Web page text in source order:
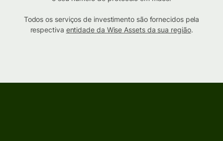
Todos os serviços de investimento são fornecidos pela
respectiva entidade da Wise Assets da sua região.